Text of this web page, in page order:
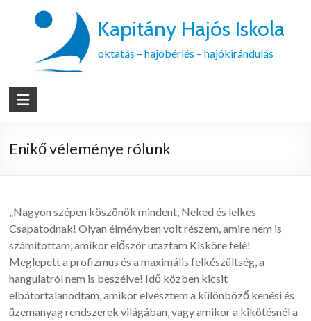
Kapitány Hajós Iskola
oktatás – hajóbérlés – hajókirándulás
Enikő véleménye rólunk
„Nagyon szépen köszönök mindent, Neked és lelkes
Csapatodnak! Olyan élményben volt részem, amire nem is
számítottam, amikor először utaztam Kisköre felé!
Meglepett a profizmus és a maximális felkészültség, a
hangulatról nem is beszélve! Idő közben kicsit
elbátortalanodtam, amikor elvesztem a különböző kenési és
üzemanyag rendszerek világában, vagy amikor a kikötésnél a